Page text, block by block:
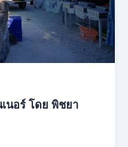
นอร์ โดย พิชยา